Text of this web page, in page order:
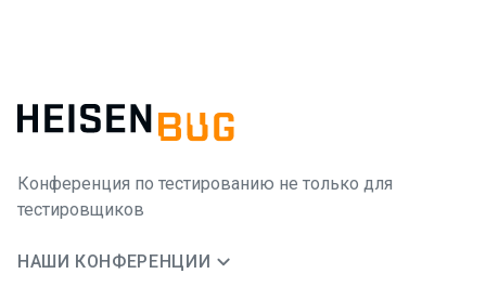
Конференция по тестированию не только для
тестировщиков
НАШИ КОНФЕРЕНЦИИ